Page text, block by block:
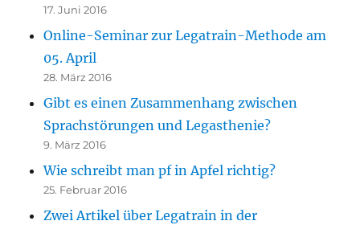
17. Juni 2016
Online-Seminar zur Legatrain-Methode am
05. April
28. März 2016
Gibt es einen Zusammenhang zwischen
Sprachstörungen und Legasthenie?
9. März 2016
Wie schreibt man pf in Apfel richtig?
25. Februar 2016
Zwei Artikel über Legatrain in der